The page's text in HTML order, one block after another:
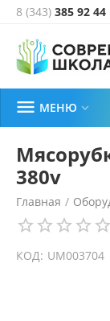
8 (343) 385 92 44
 МЕНЮ 
380v
Главная /
КОД: UM003704